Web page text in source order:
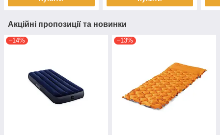
Акційні пропозиції та новинки
–14% –13%